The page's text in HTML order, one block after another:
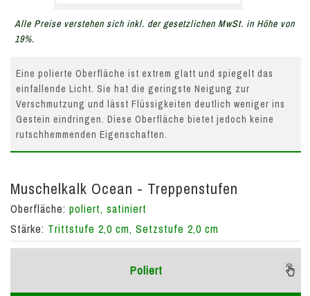
Alle Preise verstehen sich inkl. der gesetzlichen MwSt. in Höhe von
19%.
Eine polierte Oberfläche ist extrem glatt und spiegelt das
einfallende Licht. Sie hat die geringste Neigung zur
Verschmutzung und lässt Flüssigkeiten deutlich weniger ins
Gestein eindringen. Diese Oberfläche bietet jedoch keine
rutschhemmenden Eigenschaften.
Muschelkalk Ocean - Treppenstufen
Oberfläche: poliert, satiniert
Stärke: Trittstufe 2,0 cm, Setzstufe 2,0 cm
Poliert